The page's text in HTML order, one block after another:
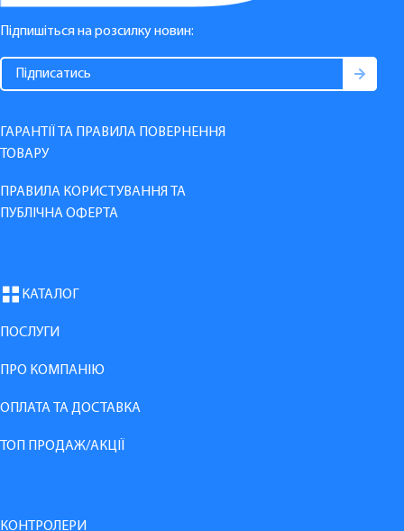
Підпишіться на розсилку новин:
ГАРАНТІЇ ТА ПРАВИЛА ПОВЕРНЕННЯ
ТОВАРУ
ПРАВИЛА КОРИСТУВАННЯ ТА
ПУБЛІЧНА ОФЕРТА
КАТАЛОГ
ПОСЛУГИ
ПРО КОМПАНІЮ
ОПЛАТА ТА ДОСТАВКА
ТОП ПРОДАЖ/АКЦІЇ
КОНТРОЛЕРИ